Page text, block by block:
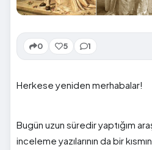
0 5 1
Herkese yeniden merhabalar!
Bugün uzun süredir yaptığım
inceleme yazılarının da bir